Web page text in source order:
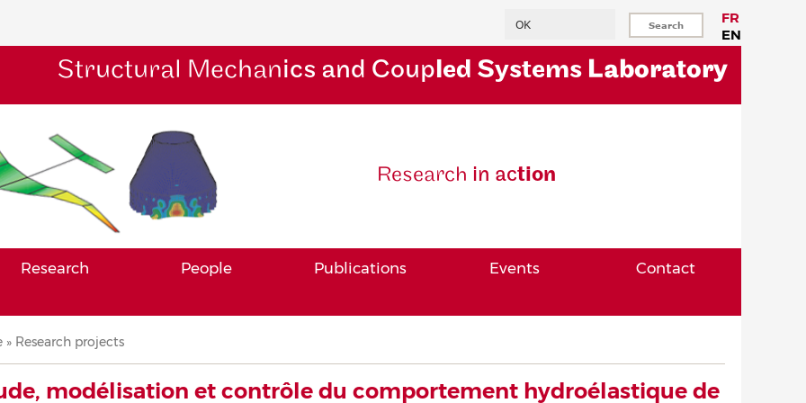
FR
EN
Structural Mechanics and Coupled Systems Laboratory
Research in action
Research People Publications Events Contact
Research projects
modélisation et contrôle du comportement hydroélastique de